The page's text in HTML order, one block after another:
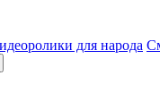
для народа